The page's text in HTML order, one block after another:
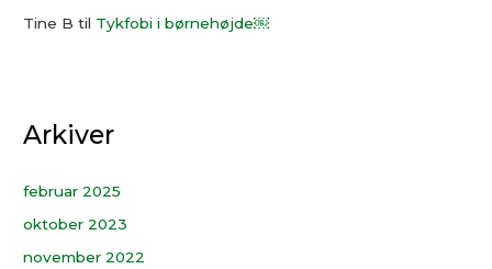
Tine B til Tykfobi i børnehøjde￼
Arkiver
februar 2025
oktober 2023
november 2022